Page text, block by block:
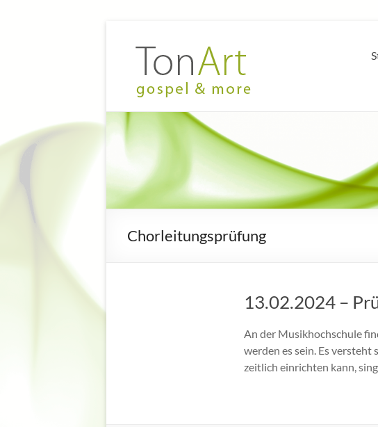
TonArt
gospel
&
more
Mein Chor
Hannover-
Linden
Chorleitungsprüfung
13.02.2024 –
An der Musikhochschule
werden es sein. Es
zeitlich einrichten kann,